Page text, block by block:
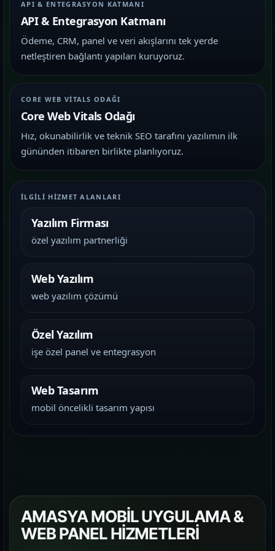
API & ENTEGRASYON KATMANI
API & Entegrasyon Katmanı
Ödeme, CRM, panel ve veri akışlarını tek yerde
netleştiren bağlantı yapıları kuruyoruz.
CORE WEB VITALS ODAĞI
Core Web Vitals Odağı
Hız, okunabilirlik ve teknik SEO tarafını yazılımın ilk
gününden itibaren birlikte planlıyoruz.
İLGILI HIZMET ALANLARI
Yazılım Firması
özel yazılım partnerliği
Web Yazılım
web yazılım çözümü
Özel Yazılım
işe özel panel ve entegrasyon
Web Tasarım
mobil öncelikli tasarım yapısı
AMASYA MOBİL UYGULAMA &
WEB PANEL HİZMETLERİ